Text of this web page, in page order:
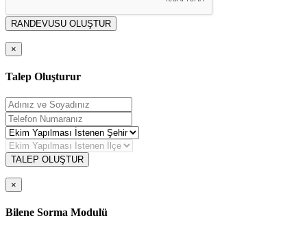
RANDEVUSU OLUŞTUR
×
Talep Oluşturur
TALEP OLUŞTUR
×
Bilene Sorma Modulü